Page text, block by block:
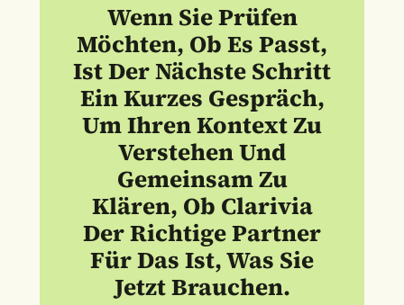
Wenn Sie Prüfen
Möchten, Ob Es Passt,
Ist Der Nächste Schritt
Ein Kurzes Gespräch,
Um Ihren Kontext Zu
Verstehen Und
Gemeinsam Zu
Klären, Ob Clarivia
Der Richtige Partner
Für Das Ist, Was Sie
Jetzt Brauchen.